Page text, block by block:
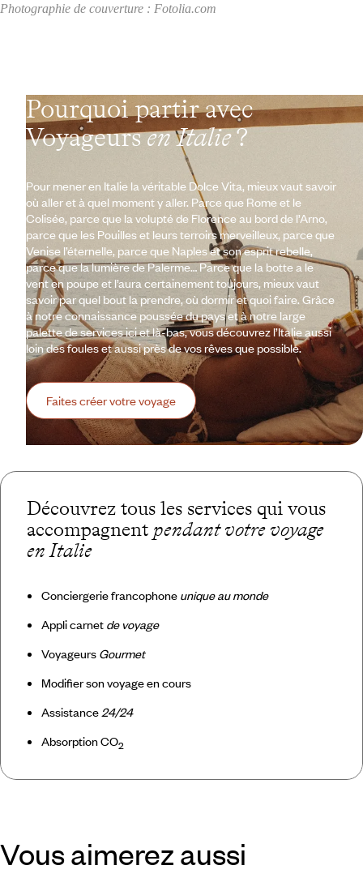
Photographie de couverture : Fotolia.com
Pourquoi partir avec
Voyageursen Italie?
Pour mener en Italie la véritable Dolce Vita, mieux vaut savoir
où aller et à quel moment y aller. Parce que Rome et le
Colisée, parce que la volupté de Florence au bord de l’Arno,
parce que les Pouilles et leurs terroirs merveilleux, parce que
Venise l’éternelle, parce que Naples et son esprit rebelle,
parce que la lumière de Palerme… Parce que la botte a le
vent en poupe et l’aura certainement toujours, mieux vaut
savoir par quel bout la prendre, où dormir et quoi faire. Grâce
à notre connaissance poussée du pays et à notre large
palette de services ici et là-bas, vous découvrez l’Italie aussi
loin des foules et aussi près de vos rêves que possible.
Faites créer votre voyage
Découvrez tous les services qui vous
accompagnent pendant votre voyage
en Italie
Conciergerie francophone unique au monde
Appli carnet de voyage
Voyageurs Gourmet
Modifier son voyage en cours
Assistance24/24
Absorption CO2
Vous aimerez aussi